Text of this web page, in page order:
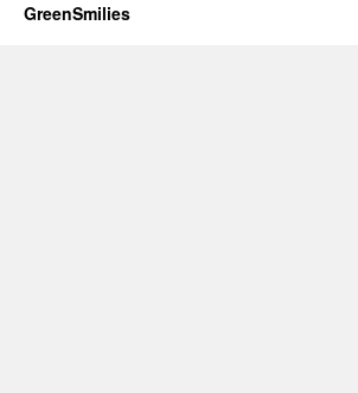
GreenSmilies